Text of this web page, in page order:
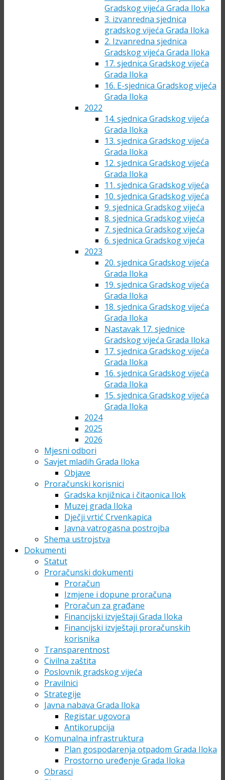
Gradskog vijeća Grada Iloka
3. izvanredna sjednica
gradskog vijeća Grada Iloka
2. Izvanredna sjednica
Gradskog vijeća Grada Iloka
17. sjednica Gradskog vijeća
Grada Iloka
16. E-sjednica Gradskog vijeća
Grada Iloka
2022
14. sjednica Gradskog vijeća
Grada Iloka
13. sjednica Gradskog vijeća
Grada Iloka
12. sjednica Gradskog vijeća
Grada Iloka
11. sjednica Gradskog vijeća
10. sjednica Gradskog vijeća
9. sjednica Gradskog vijeća
8. sjednica Gradskog vijeća
7. sjednica Gradskog vijeća
6. sjednica Gradskog vijeća
2023
20. sjednica Gradskog vijeća
Grada Iloka
19. sjednica Gradskog vijeća
Grada Iloka
18. sjednica Gradskog vijeća
Grada Iloka
Nastavak 17. sjednice
Gradskog vijeća Grada Iloka
17. sjednica Gradskog vijeća
Grada Iloka
16. sjednica Gradskog vijeća
Grada Iloka
15. sjednica Gradskog vijeća
Grada Iloka
2024
2025
2026
Mjesni odbori
Savjet mladih Grada Iloka
Objave
Proračunski korisnici
Gradska knjižnica i čitaonica Ilok
Muzej grada Iloka
Dječji vrtić Crvenkapica
Javna vatrogasna postrojba
Shema ustrojstva
Dokumenti
Statut
Proračunski dokumenti
Proračun
Izmjene i dopune proračuna
Proračun za građane
Financijski izvještaji Grada Iloka
Financijski izvještaji proračunskih
korisnika
Transparentnost
Civilna zaštita
Poslovnik gradskog vijeća
Pravilnici
Strategije
Javna nabava Grada Iloka
Registar ugovora
Antikorupcija
Komunalna infrastruktura
Plan gospodarenja otpadom Grada Iloka
Prostorno uređenje Grada Iloka
Obrasci